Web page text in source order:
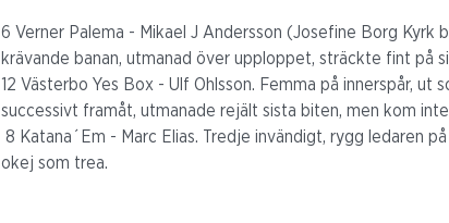
6 Verner Palema - Mikael J Andersson (Josefine Borg Kyrk
krävande banan, utmanad över upploppet, sträckte fint på
12 Västerbo Yes Box - Ulf Ohlsson. Femma på innerspår, ut
successivt framåt, utmanade rejält sista biten, men kom
8 Katana´Em - Marc Elias. Tredje invändigt, rygg ledaren
okej som trea.